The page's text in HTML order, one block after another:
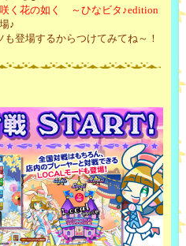
咲く花の如く ～ひなビタ♪edition
♪
登場するからつけてみてね～！